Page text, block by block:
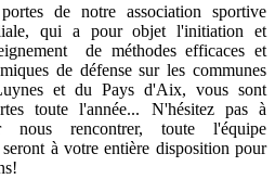
de notre association sportive
qui a pour objet l'initiation et
de méthodes efficaces et
de défensesur les communes
et du Pays d'Aix, vous sont
toute l'année... N'hésitez pas à
nous rencontrer, toute l'équipe
à votre entière disposition pour